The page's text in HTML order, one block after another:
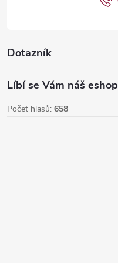
Dotazník
Líbí se Vám náš
Počet hlasů: 658